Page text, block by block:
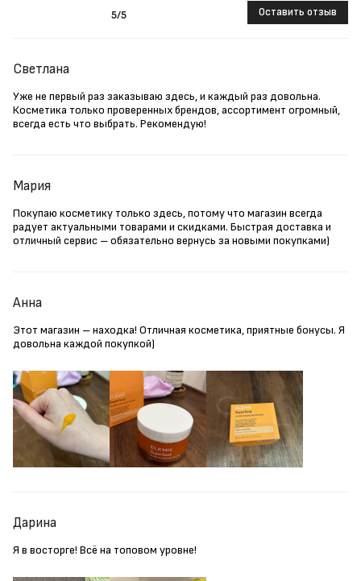
5/5 Оставить отзыв
Светлана
Уже не первый раз заказываю здесь, и каждый раз довольна.
Косметика только проверенных брендов, ассортимент огромный,
всегда есть что выбрать. Рекомендую!
Мария
Покупаю косметику только здесь, потому что магазин всегда
радует актуальными товарами и скидками. Быстрая доставка и
отличный сервис – обязательно вернусь за новыми покупками)
Анна
Этот магазин – находка! Отличная косметика, приятные бонусы. Я
довольна каждой покупкой)
Дарина
Я в восторге! Всё на топовом уровне!